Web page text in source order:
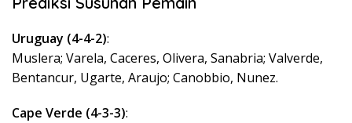
Uruguay (4-4-2):
Muslera; Varela, Caceres, Olivera, Sanabria; Valverde,
Bentancur, Ugarte, Araujo; Canobbio, Nunez.
Cape Verde (4-3-3):